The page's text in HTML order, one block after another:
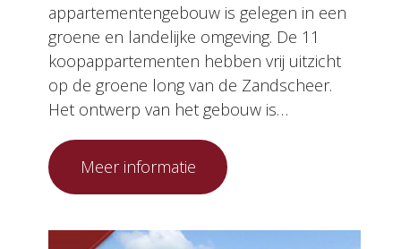
appartementengebouw is gelegen in een
groene en landelijke omgeving. De 11
koopappartementen hebben vrij uitzicht
op de groene long van de Zandscheer.
Het ontwerp van het gebouw is…